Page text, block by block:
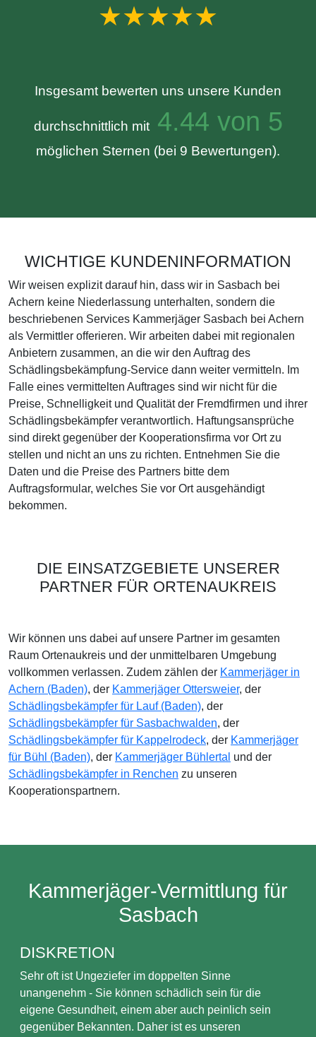
★★★★★
Insgesamt bewerten uns unsere Kunden
durchschnittlich mit4.44 von 5
möglichen Sternen (bei 9 Bewertungen).
WICHTIGE KUNDENINFORMATION
Wir weisen explizit darauf hin, dass wir in Sasbach bei
Achern keine Niederlassung unterhalten, sondern die
beschriebenen Services Kammerjäger Sasbach bei Achern
als Vermittler offerieren. Wir arbeiten dabei mit regionalen
Anbietern zusammen, an die wir den Auftrag des
Schädlingsbekämpfung-Service dann weiter vermitteln. Im
Falle eines vermittelten Auftrages sind wir nicht für die
Preise, Schnelligkeit und Qualität der Fremdfirmen und ihrer
Schädlingsbekämpfer verantwortlich. Haftungsansprüche
sind direkt gegenüber der Kooperationsfirma vor Ort zu
stellen und nicht an uns zu richten. Entnehmen Sie die
Daten und die Preise des Partners bitte dem
Auftragsformular, welches Sie vor Ort ausgehändigt
bekommen.
DIE EINSATZGEBIETE UNSERER
PARTNER FÜR ORTENAUKREIS
Wir können uns dabei auf unsere Partner im gesamten
Raum Ortenaukreis und der unmittelbaren Umgebung
vollkommen verlassen. Zudem zählen der Kammerjäger in
Achern (Baden), der Kammerjäger Ottersweier, der
Schädlingsbekämpfer für Lauf (Baden), der
Schädlingsbekämpfer für Sasbachwalden, der
Schädlingsbekämpfer für Kappelrodeck, der Kammerjäger
für Bühl (Baden), der Kammerjäger Bühlertal und der
Schädlingsbekämpfer in Renchen zu unseren
Kooperationspartnern.
Kammerjäger-Vermittlung für
Sasbach
DISKRETION
Sehr oft ist Ungeziefer im doppelten Sinne
unangenehm - Sie können schädlich sein für die
eigene Gesundheit, einem aber auch peinlich sein
gegenüber Bekannten. Daher ist es unseren